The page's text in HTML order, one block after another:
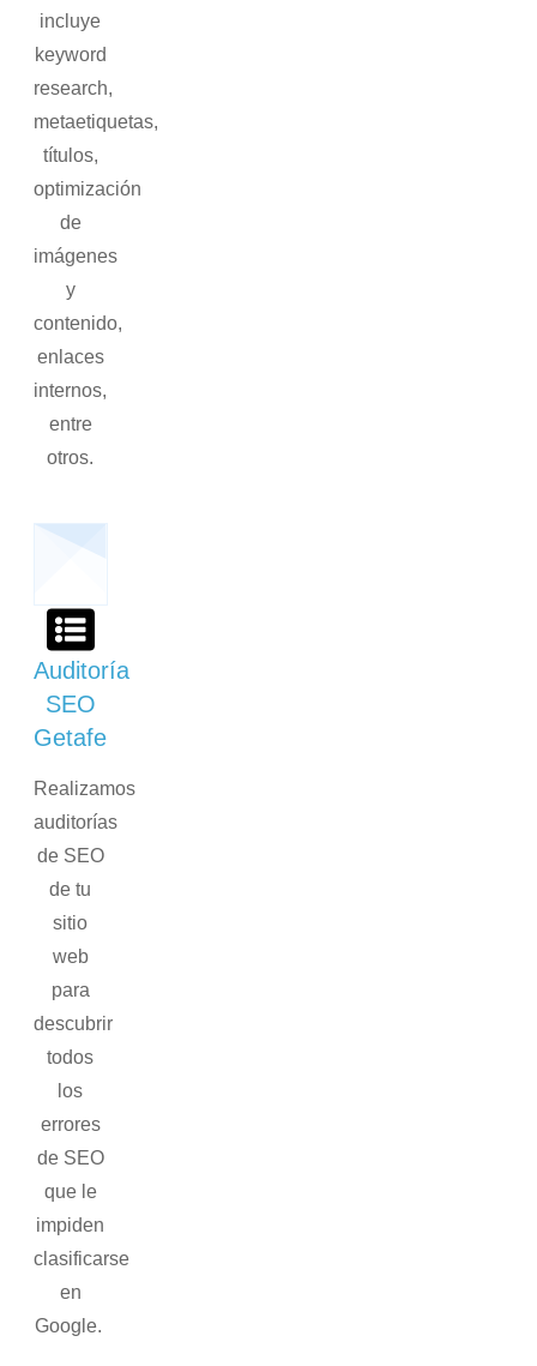
incluye
keyword
research,
metaetiquetas,
títulos,
optimización
de
imágenes
y
contenido,
enlaces
internos,
entre
otros.
Auditoría
SEO
Getafe
Realizamos
auditorías
de SEO
de tu
sitio
web
para
descubrir
todos
los
errores
de SEO
que le
impiden
clasificarse
en
Google.